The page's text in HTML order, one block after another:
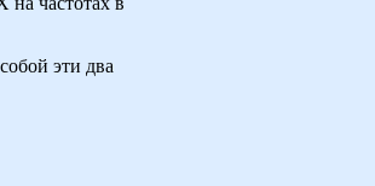
эти два